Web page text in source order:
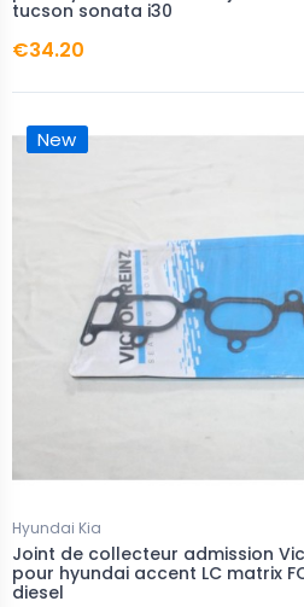
tucson sonata i30
€34.20
New
Hyundai Kia
Joint de collecteur admission
pour hyundai accent LC matrix FC
diesel